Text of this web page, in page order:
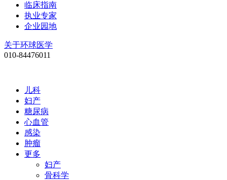
临床指南
执业专家
企业园地
关于环球医学
010-84476011
儿科
妇产
糖尿病
心血管
感染
肿瘤
更多
妇产
骨科学